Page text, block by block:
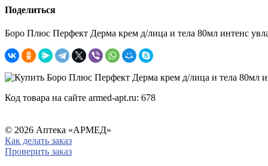
Поделиться
Боро Плюс Перфект Дерма крем д/лица и тела 80мл интенс
Код товара на сайте armed-apt.ru: 678
© 2026 Аптека «АРМЕД»
Как делать заказ
Проверить заказ